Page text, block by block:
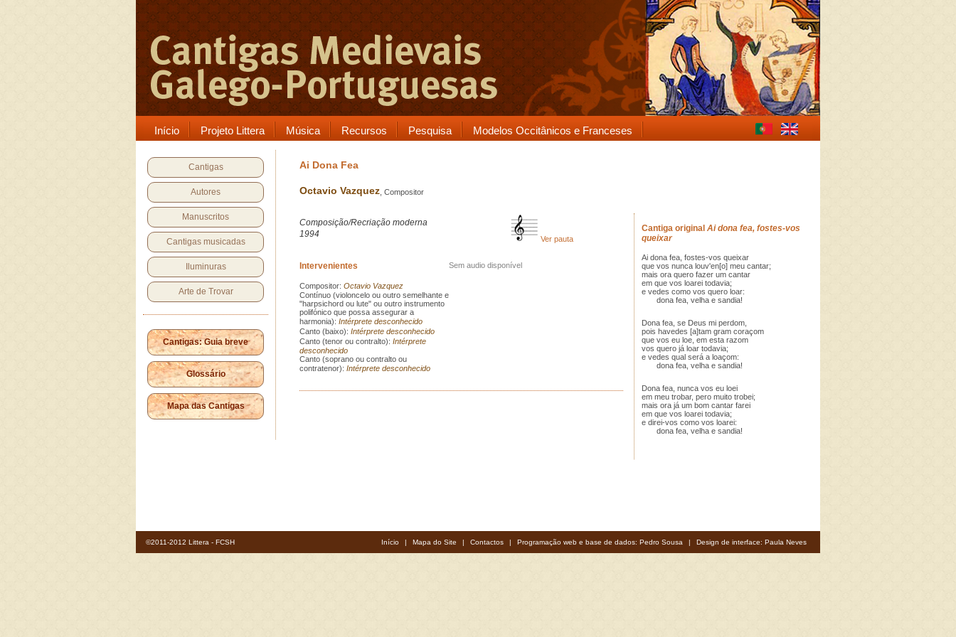
Início Projeto Littera Música Recursos Pesquisa Modelos Occitânicos e Franceses
Cantigas
Autores
Manuscritos
Cantigas musicadas
Iluminuras
Arte de Trovar
Cantigas: Guia breve
Glossário
Mapa das Cantigas
Ai Dona Fea
Octavio Vazquez , Compositor
Composição/Recriação moderna
1994
Ver pauta
Intervenientes
Compositor: Octavio Vazquez
Contínuo (violoncelo ou outro semelhante e
"harpsichord ou lute" ou outro instrumento
polifónico que possa assegurar a
harmonia): Intérprete desconhecido
Canto (baixo): Intérprete desconhecido
Canto (tenor ou contralto): Intérprete
desconhecido
Canto (soprano ou contralto ou
contratenor): Intérprete desconhecido
Sem audio disponível
Cantiga original Ai dona fea, fostes-vos
queixar
Ai dona fea, fostes-vos queixar
que vos nunca louv'en[o] meu cantar;
mais ora quero fazer um cantar
em que vos loarei todavia;
e vedes como vos quero loar:
dona fea, velha e sandia!
Dona fea, se Deus mi perdom,
pois havedes [a]tam gram coraçom
que vos eu loe, em esta razom
vos quero já loar todavia;
e vedes qual será a loaçom:
dona fea, velha e sandia!
Dona fea, nunca vos eu loei
em meu trobar, pero muito trobei;
mais ora já um bom cantar farei
em que vos loarei todavia;
e direi-vos como vos loarei:
dona fea, velha e sandia!
©2011-2012 Littera - FCSH Início | Mapa do Site | Contactos | Programação web e base de dados: Pedro Sousa | Design de interface: Paula Neves